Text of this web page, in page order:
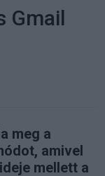
Gmail
meg a
amivel
mellett a